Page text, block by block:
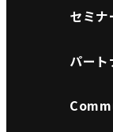
セミナ
パー